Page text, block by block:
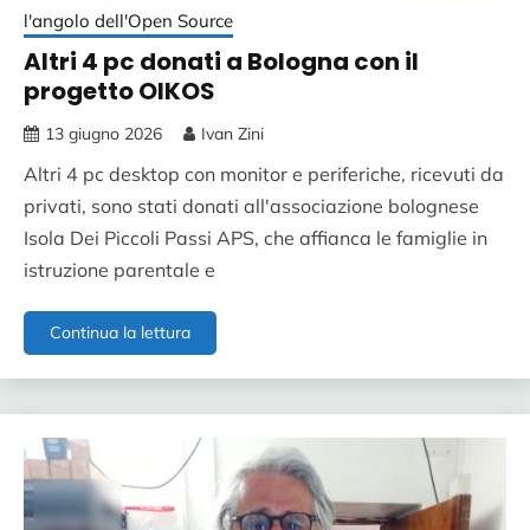
l'angolo dell'Open Source
Altri 4 pc donati a Bologna con il
progetto OIKOS
13 giugno 2026 Ivan Zini
Altri 4 pc desktop con monitor e periferiche, ricevuti da
privati, sono stati donati all'associazione bolognese
Isola Dei Piccoli Passi APS, che affianca le famiglie in
istruzione parentale e
Continua la letturaAltri
4
pc
Bologna
con